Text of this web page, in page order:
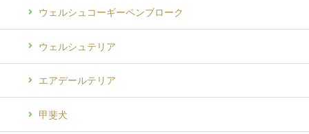
ウェルシュコーギーペンブローク
ウェルシュテリア
エアデールテリア
甲斐犬